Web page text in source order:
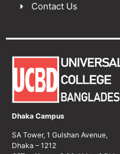
Contact Us
Dhaka Campus
SA Tower, 1 Gulshan Avenue,
Dhaka – 1212